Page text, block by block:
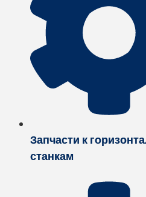
Запчасти к
станкам